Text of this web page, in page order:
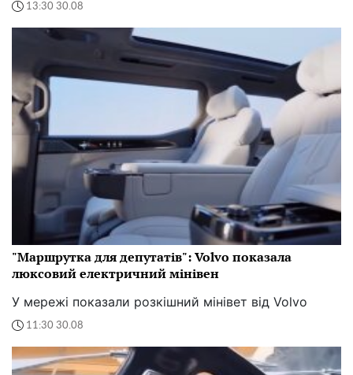
13:30 30.08
"Маршрутка для депутатів": Volvo показала
люксовий електричний мінівен
У мережі показали розкішний мінівет від Volvo
11:30 30.08